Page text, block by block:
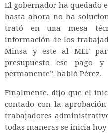
El gobernador ha quedado
hasta ahora no ha
trató en una mesa
información de los
Minsa y este al MEF
presupuesto ese pago
permanente”, habló Pérez.
Finalmente, dijo que el
contado con la
trabajadores
todas maneras se inicia hoy